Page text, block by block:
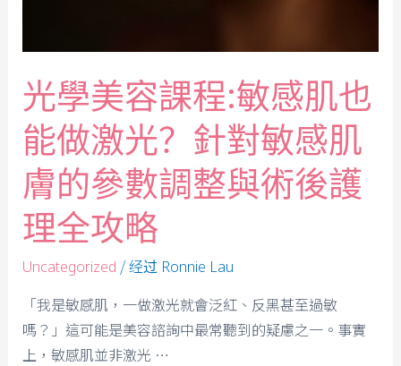
光學美容課程:敏感肌也
能做激光？針對敏感肌
膚的參數調整與術後護
理全攻略
Uncategorized / 经过 Ronnie Lau
「我是敏感肌，一做激光就會泛紅、反黑甚至過敏
嗎？」這可能是美容諮詢中最常聽到的疑慮之一。事實
上，敏感肌並非激光 …